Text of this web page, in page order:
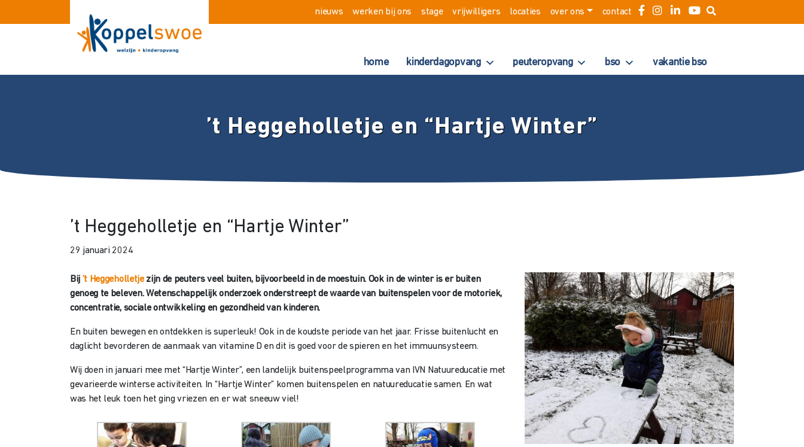
nieuws werken bij ons stage vrijwilligers locaties over ons contact
home kinderdagopvang peuteropvang bso vakantie bso
’t Heggeholletje en “Hartje Winter”
’t Heggeholletje en “Hartje Winter”
29 januari 2024
Bij ’t Heggeholletjezijn de peuters veel buiten, bijvoorbeeld in de moestuin. Ook in de winter is er buiten
genoeg te beleven. Wetenschappelijk onderzoek onderstreept de waarde van buitenspelen voor de motoriek,
concentratie, sociale ontwikkeling en gezondheid van kinderen.
En buiten bewegen en ontdekken is superleuk! Ook in de koudste periode van het jaar. Frisse buitenlucht en
daglicht bevorderen de aanmaak van vitamine D en dit is goed voor de spieren en het immuunsysteem.
Wij doen in januari mee met “Hartje Winter”, een landelijk buitenspeelprogramma van IVN Natuureducatie met
gevarieerde winterse activiteiten. In “Hartje Winter” komen buitenspelen en natuureducatie samen. En wat
was het leuk toen het ging vriezen en er wat sneeuw viel!